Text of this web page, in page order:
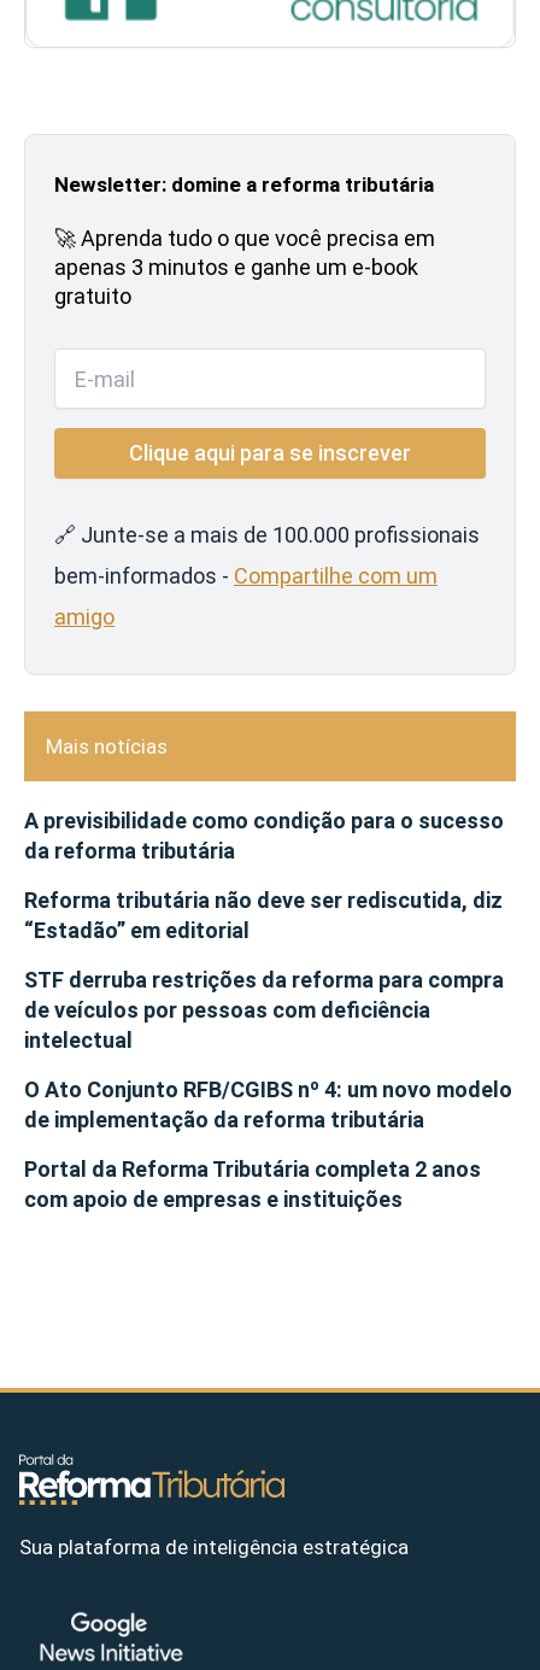
Newsletter: domine a reforma tributária
🚀 Aprenda tudo o que você precisa em
apenas 3 minutos e ganhe um e-book
gratuito
🔗 Junte-se a mais de 100.000 profissionais
bem-informados - Compartilhe com um
amigo
Mais notícias
A previsibilidade como condição para o sucesso
da reforma tributária
Reforma tributária não deve ser rediscutida, diz
“Estadão” em editorial
STF derruba restrições da reforma para compra
de veículos por pessoas com deficiência
intelectual
O Ato Conjunto RFB/CGIBS nº 4: um novo modelo
de implementação da reforma tributária
Portal da Reforma Tributária completa 2 anos
com apoio de empresas e instituições
Sua plataforma de inteligência estratégica